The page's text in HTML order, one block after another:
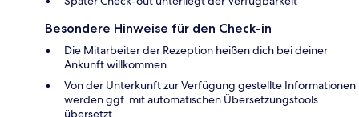
Besondere Hinweise für den Check-in
Die Mitarbeiter der Rezeption heißen dich bei deiner
Ankunft willkommen.
Von der Unterkunft zur Verfügung gestellte Informationen
werden ggf. mit automatischen Übersetzungstools
übersetzt.